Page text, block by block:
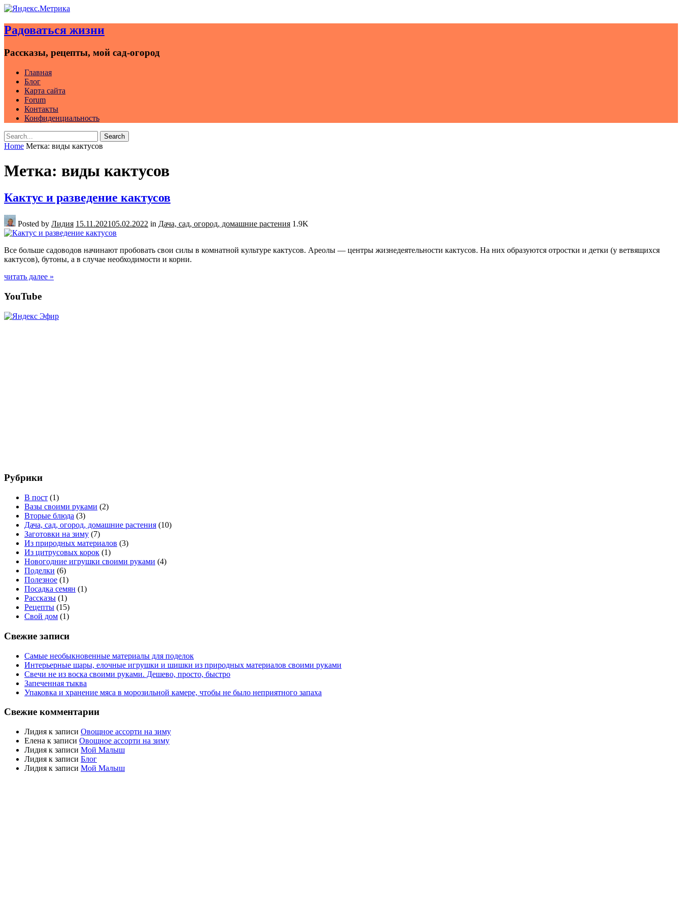
to
content
Радоваться жизни
Рассказы, рецепты, мой сад-огород
Главная
Блог
Карта сайта
Forum
Контакты
Конфиденциальность
Search
for:
Search
Home Метка: виды кактусов
Метка: виды кактусов
Кактус и разведение кактусов
Posted by Лидия 15.11.202105.02.2022 in Дача, сад, огород, домашние растения 1.9K
Все больше садоводов начинают пробовать свои силы в комнатной культуре кактусов. Ареолы — центры жизнедеятельности кактусов. На них образуются отростки и детки (у ветвящихся
кактусов), бутоны, а в случае необходимости и корни.
читать далее »
Posts
YouTube
Рубрики
В пост (1)
Вазы своими руками (2)
Вторые блюда (3)
Дача, сад, огород, домашние растения (10)
Заготовки на зиму (7)
Из природных материалов (3)
Из цитрусовых корок (1)
Новогодние игрушки своими руками (4)
Поделки (6)
Полезное (1)
Посадка семян (1)
Рассказы (1)
Рецепты (15)
Свой дом (1)
Свежие записи
Самые необыкновенные материалы для поделок
Интерьерные шары, елочные игрушки и шишки из природных материалов своими руками
Свечи не из воска своими руками. Дешево, просто, быстро
Запеченная тыква
Упаковка и хранение мяса в морозильной камере, чтобы не было неприятного запаха
Свежие комментарии
Лидия к записи Овощное ассорти на зиму
Елена к записи Овощное ассорти на зиму
Лидия к записи Мой Малыш
Лидия к записи Блог
Лидия к записи Мой Малыш